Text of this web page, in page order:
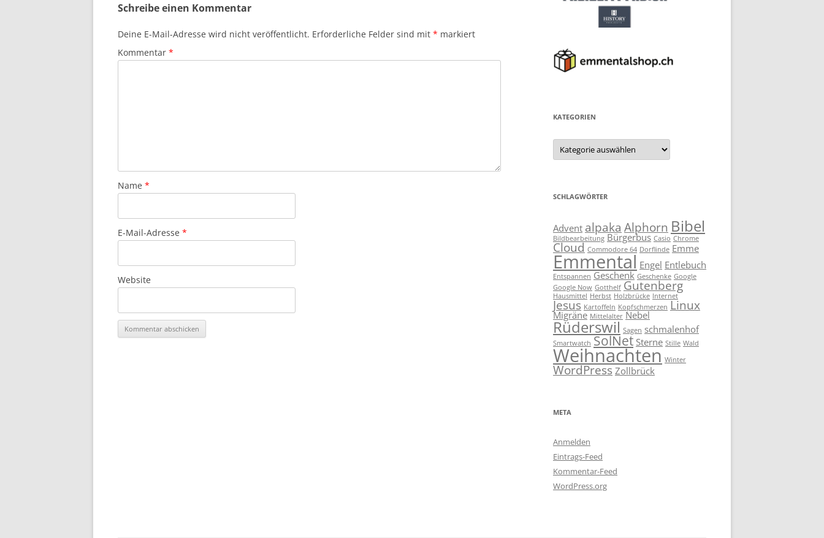
Schreibe einen Kommentar
Deine E-Mail-Adresse wird nicht veröffentlicht. Erforderliche Felder sind mit * markiert
Kommentar *
Name *
E-Mail-Adresse *
Website
KATEGORIEN
Kategorien
SCHLAGWÖRTER
Advent alpaka Alphorn Bibel
Bildbearbeitung Bürgerbus Casio Chrome
Cloud Commodore 64 Dorflinde Emme
Emmental Engel Entlebuch
Entspannen Geschenk Geschenke Google
Google Now Gotthelf Gutenberg
Hausmittel Herbst Holzbrücke Internet
Jesus Kartoffeln Kopfschmerzen Linux
Migräne Mittelalter Nebel
Rüderswil Sagen schmalenhof
Smartwatch SolNet Sterne Stille Wald
Weihnachten Winter
WordPress Zollbrück
META
Anmelden
Eintrags-Feed
Kommentar-Feed
WordPress.org